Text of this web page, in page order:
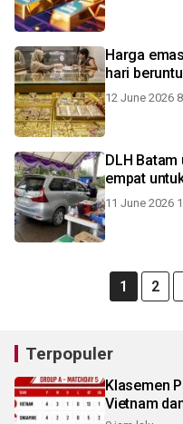
Harga
hari
12 June 2026
DLH
empat
11 June 2026
1 2
Terpopuler
Klasemen
Vietnam